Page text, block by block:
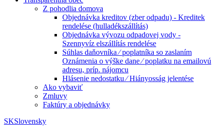
Z pohodlia domova
Objednávka kreditov (zber odpadu) - Kreditek
rendelése (hulladékszállítás)
Objednávka vývozu odpadovej vody -
Szennyvíz elszállítás rendelése
Súhlas daňovníka ⁄ poplatníka so zaslaním
Oznámenia o výške dane ⁄ poplatku na emailovú
adresu, príp. nájomcu
Hlásenie nedostatku ⁄ Hiányosság jelentése
Ako vybaviť
Zmluvy
Faktúry a objednávky
SKSlovensky